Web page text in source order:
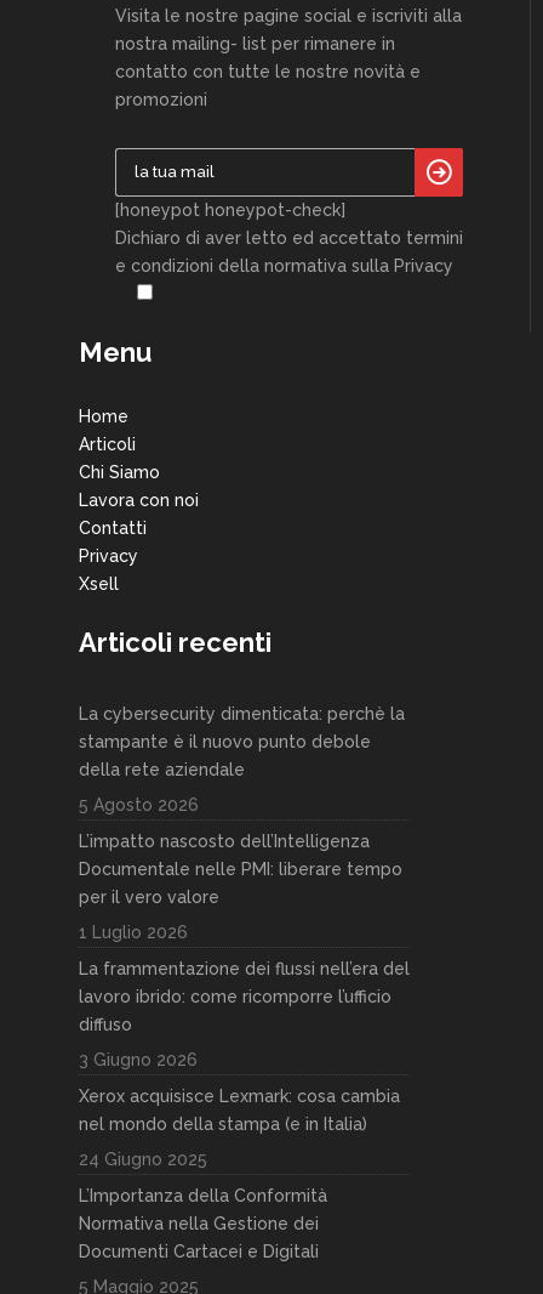
Visita le nostre pagine social e iscriviti alla
nostra mailing- list per rimanere in
contatto con tutte le nostre novità e
promozioni
[honeypot honeypot-check]
Dichiaro di aver letto ed accettato termini
e condizioni della normativa sulla Privacy
Menu
Home
Articoli
Chi Siamo
Lavora con noi
Contatti
Privacy
Xsell
Articoli recenti
La cybersecurity dimenticata: perchè la
stampante è il nuovo punto debole
della rete aziendale
5 Agosto 2026
L’impatto nascosto dell’Intelligenza
Documentale nelle PMI: liberare tempo
per il vero valore
1 Luglio 2026
La frammentazione dei flussi nell’era del
lavoro ibrido: come ricomporre l’ufficio
diffuso
3 Giugno 2026
Xerox acquisisce Lexmark: cosa cambia
nel mondo della stampa (e in Italia)
24 Giugno 2025
L’Importanza della Conformità
Normativa nella Gestione dei
Documenti Cartacei e Digitali
5 Maggio 2025